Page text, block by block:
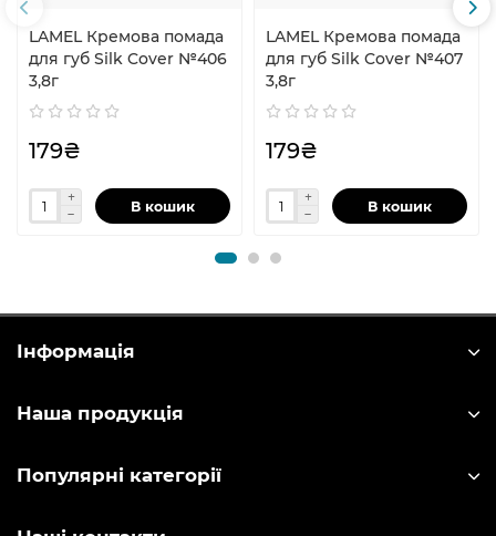
LAMEL Кремова помада
для губ Silk Cover №406
3,8г
179₴
В кошик
LAMEL Кремова помада
для губ Silk Cover №407
3,8г
179₴
В кошик
Інформація
Наша продукція
Популярні категорії